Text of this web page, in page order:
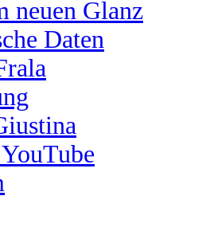
neuen Glanz
Daten